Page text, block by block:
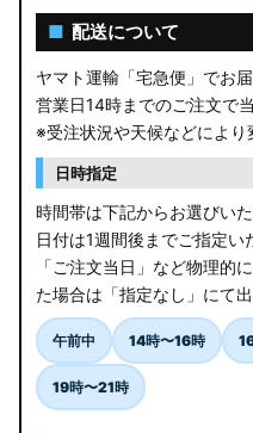
■ 配送について
ヤマト運輸「宅急便」でお届
営業日14時までのご注文で
※受注状況や天候などによ
日時指定
時間帯は下記からお選びいた
日付は1週間後までご指定い
「ご注文当日」など物理的
た場合は「指定なし」にて出
午前中 14時〜16時
19時〜21時